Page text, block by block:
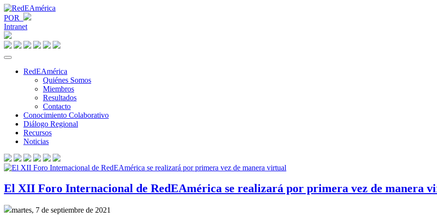
POR
Intranet
RedEAmérica
Quiénes Somos
Miembros
Resultados
Contacto
Conocimiento Colaborativo
Diálogo Regional
Recursos
Noticias
El XII Foro Internacional de RedEAmérica se realizará por primera vez de manera
martes, 7 de septiembre de 2021